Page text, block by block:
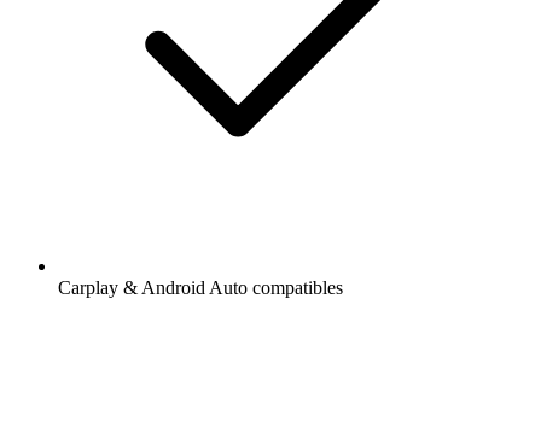
Carplay & Android Auto compatibles